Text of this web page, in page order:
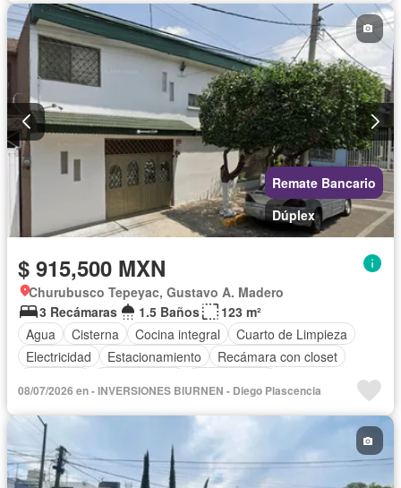
Remate Bancario
Dúplex
$ 915,500 MXN
Churubusco Tepeyac, Gustavo A. Madero
3 Recámaras
1.5 Baños
123 m²
Agua
Cisterna Cocina integral
Cuarto de Limpieza
Electricidad
Estacionamiento
Recámara con closet
08/07/2026 en - INVERSIONES BIURNEN - Diego Plascencia